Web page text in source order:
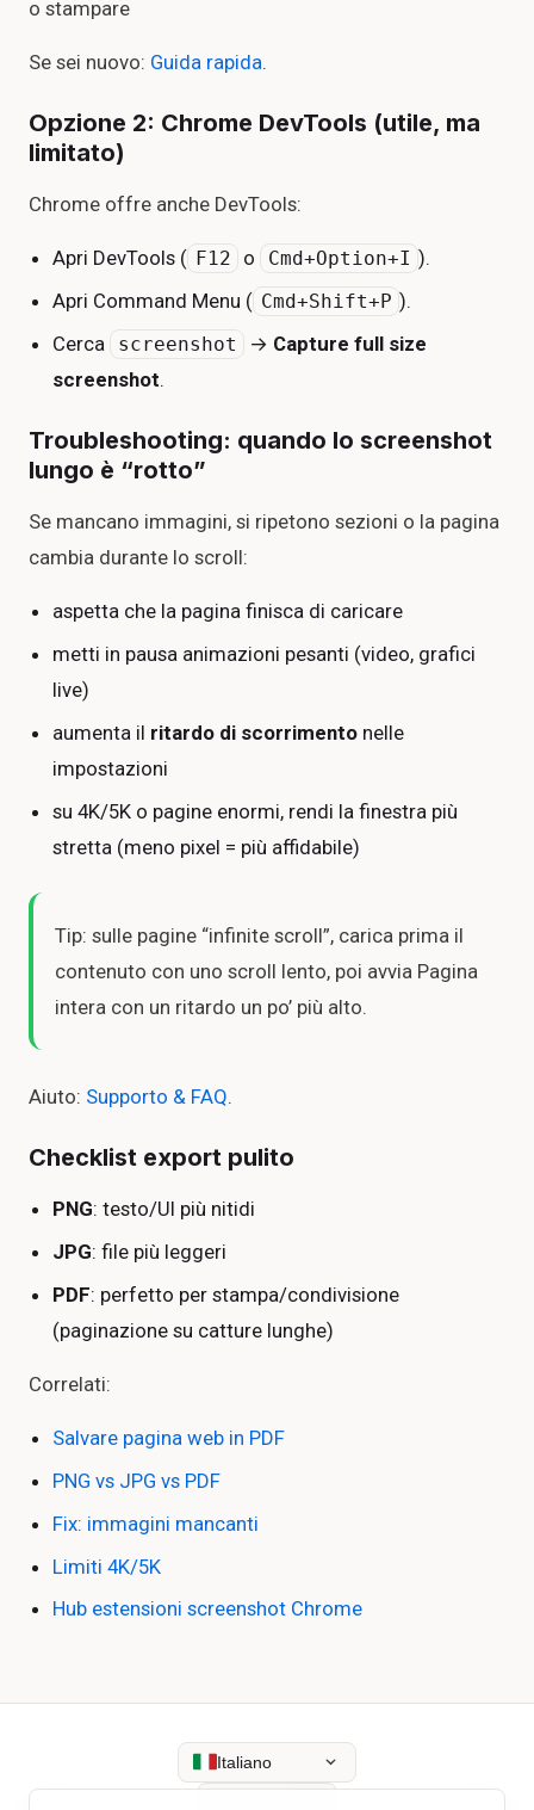
o stampare
Se sei nuovo: Guida rapida.
Opzione 2: Chrome DevTools (utile, ma
limitato)
Chrome offre anche DevTools:
Apri DevTools ( F12 o Cmd+Option+I ).
Apri Command Menu ( Cmd+Shift+P ).
Cerca
screenshot → Capture full size
screenshot.
Troubleshooting: quando lo screenshot
lungo è “rotto”
Se mancano immagini, si ripetono sezioni o la pagina
cambia durante lo scroll:
aspetta che la pagina finisca di caricare
metti in pausa animazioni pesanti (video, grafici
live)
aumenta il ritardo di scorrimento nelle
impostazioni
su 4K/5K o pagine enormi, rendi la finestra più
stretta (meno pixel = più affidabile)
Tip: sulle pagine “infinite scroll”, carica prima il
contenuto con uno scroll lento, poi avvia Pagina
intera con un ritardo un po’ più alto.
Aiuto: Supporto & FAQ.
Checklist export pulito
PNG: testo/UI più nitidi
JPG: file più leggeri
PDF: perfetto per stampa/condivisione
(paginazione su catture lunghe)
Correlati:
Salvare pagina web in PDF
PNG vs JPG vs PDF
Fix: immagini mancanti
Limiti 4K/5K
Hub estensioni screenshot Chrome
Italiano